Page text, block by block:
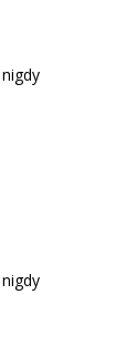
nigdy
nigdy